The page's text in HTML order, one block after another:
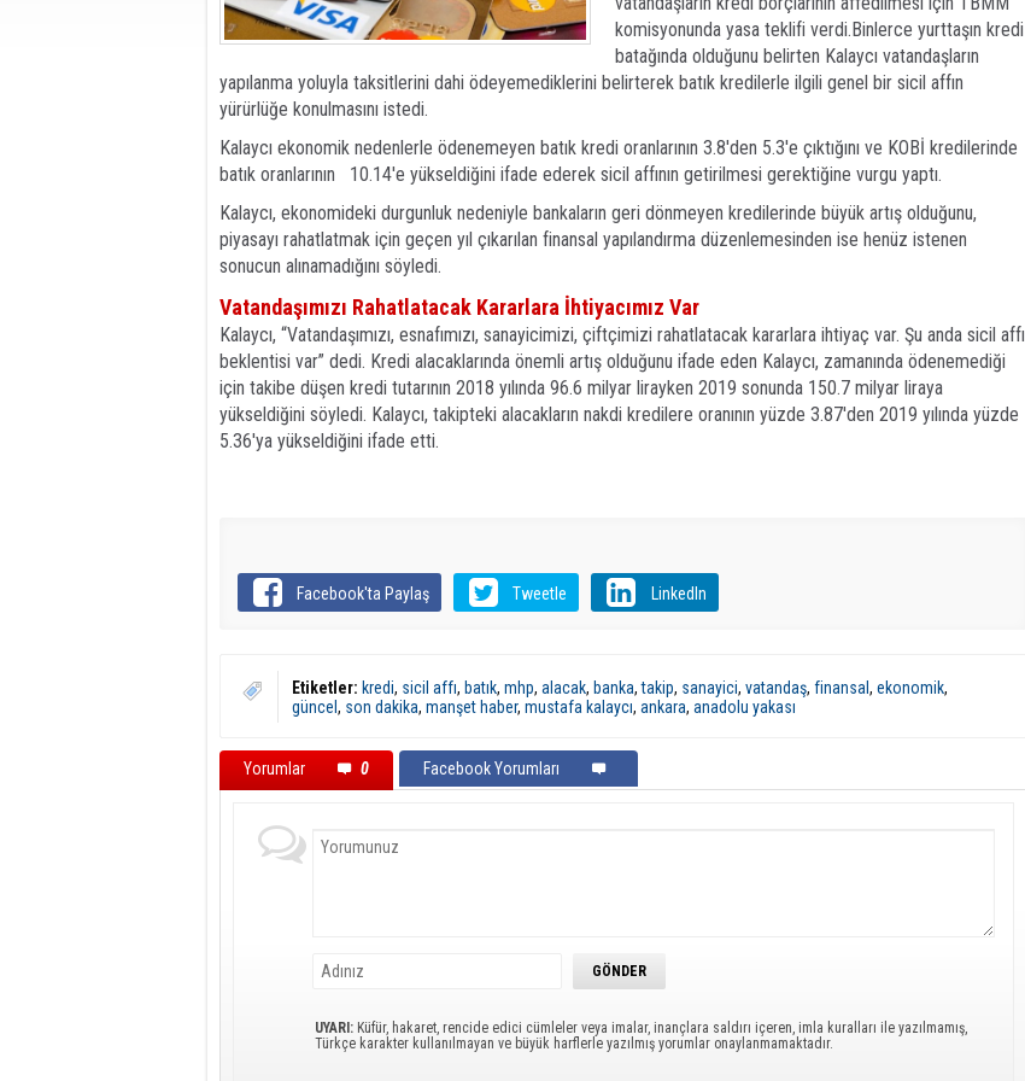
komisyonunda yasa teklifi verdi.Binlerce yurttaşın kredi
batağında olduğunu belirten Kalaycı vatandaşların
yapılanma yoluyla taksitlerini dahi ödeyemediklerini belirterek batık kredilerle ilgili genel bir sicil affın
yürürlüğe konulmasını istedi.
Kalaycı ekonomik nedenlerle ödenemeyen batık kredi oranlarının 3.8'den 5.3'e çıktığını ve KOBİ kredilerinde
batık oranlarının 10.14'e yükseldiğini ifade ederek sicil affının getirilmesi gerektiğine vurgu yaptı.
Kalaycı, ekonomideki durgunluk nedeniyle bankaların geri dönmeyen kredilerinde büyük artış olduğunu,
piyasayı rahatlatmak için geçen yıl çıkarılan finansal yapılandırma düzenlemesinden ise henüz istenen
sonucun alınamadığını söyledi.
Vatandaşımızı Rahatlatacak Kararlara İhtiyacımız Var
Kalaycı, “Vatandaşımızı, esnafımızı, sanayicimizi, çiftçimizi rahatlatacak kararlara ihtiyaç var. Şu anda sicil affı
beklentisi var” dedi. Kredi alacaklarında önemli artış olduğunu ifade eden Kalaycı, zamanında ödenemediği
için takibe düşen kredi tutarının 2018 yılında 96.6 milyar lirayken 2019 sonunda 150.7 milyar liraya
yükseldiğini söyledi. Kalaycı, takipteki alacakların nakdi kredilere oranının yüzde 3.87'den 2019 yılında yüzde
5.36'ya yükseldiğini ifade etti.
Facebook'ta Paylaş Tweetle LinkedIn
Etiketler: kredi, sicil affı, batık, mhp, alacak, banka,takip, sanayici, vatandaş, finansal , ekonomik,
güncel , son dakika, manşet haber, mustafa kalaycı, ankara, anadolu yakası
Yorumlar 0 Facebook Yorumları
UYARI: Küfür, hakaret, rencide edici cümleler veya imalar, inançlara saldırı içeren, imla kuralları ile yazılmamış,
Türkçe karakter kullanılmayan ve büyük harflerle yazılmış yorumlar onaylanmamaktadır.